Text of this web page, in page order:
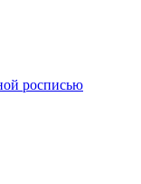
росписью